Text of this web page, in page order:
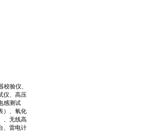
验仪、
仪、高压
感测试
）、氧化
、无线高
、雷电计